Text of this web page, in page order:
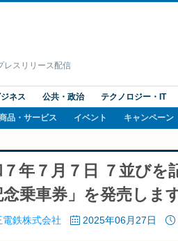
レスリリース配信
ジネス 公共・政治 テクノロジー・IT
品・サービス イベント キャンペーン
年７月７日 ７並びを
念乗車券」を発売しま
電鉄株式会社 2025年06月27日